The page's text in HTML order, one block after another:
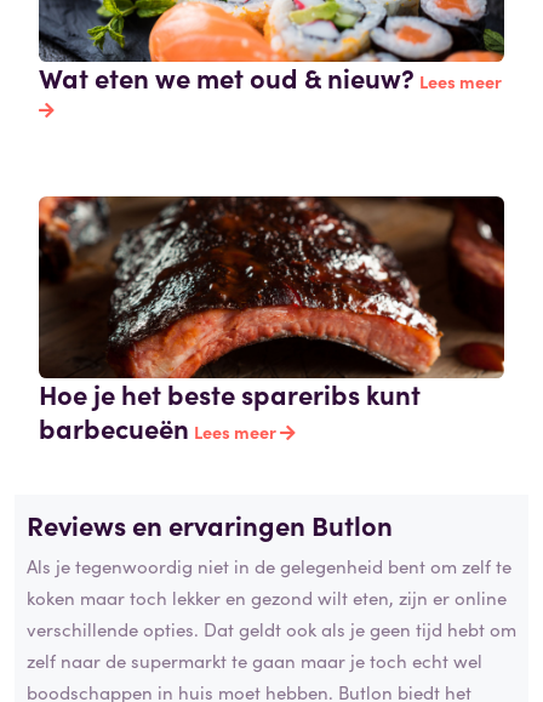
Wat eten we met oud & nieuw? Lees meer
Hoe je het beste spareribs kunt
barbecueën Lees meer
Reviews en ervaringen Butlon
Als je tegenwoordig niet in de gelegenheid bent om zelf te
koken maar toch lekker en gezond wilt eten, zijn er online
verschillende opties. Dat geldt ook als je geen tijd hebt om
zelf naar de supermarkt te gaan maar je toch echt wel
boodschappen in huis moet hebben. Butlon biedt het